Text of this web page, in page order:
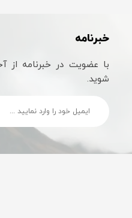
خبرنامه
با عضویت در خبرنامه
شوید.